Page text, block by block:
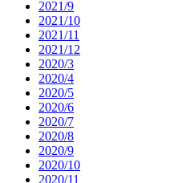
2021/9
2021/10
2021/11
2021/12
2020/3
2020/4
2020/5
2020/6
2020/7
2020/8
2020/9
2020/10
2020/11